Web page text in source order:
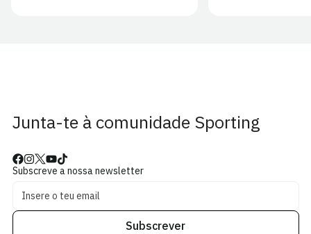
Junta-te à comunidade Sporting
Subscreve a nossa newsletter
Subscrever